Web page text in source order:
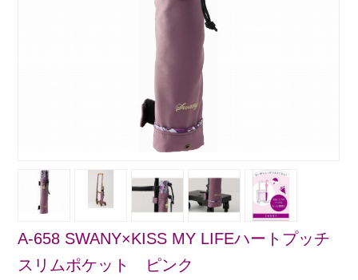
A-658 SWANY×KISS MY LIFEハートプッチ
スリムポケット ピンク